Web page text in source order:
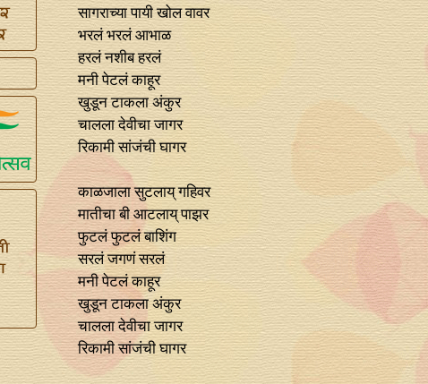
सागराच्या पायी खोल वावर
भरलं भरलं आभाळ
हरलं नशीब हरलं
मनी पेटलं काहूर
खुडून टाकला अंकुर
चालला देवीचा जागर
रिकामी सांजंची घागर
काळजाला सुटलाय्‌ गहिवर
मातीचा बी आटलाय्‌ पाझर
फुटलं फुटलं बाशिंग
सरलं जगणं सरलं
मनी पेटलं काहूर
खुडून टाकला अंकुर
चालला देवीचा जागर
रिकामी सांजंची घागर